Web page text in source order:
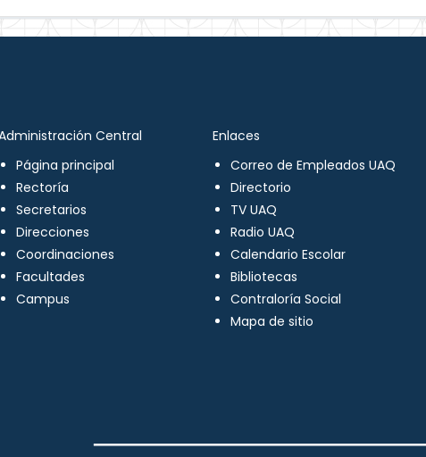
Central
Página principal
Rectoría
Secretarios
Direcciones
Coordinaciones
Facultades
Campus
Enlaces
Correo de Empleados UAQ
Directorio
TV UAQ
Radio UAQ
Calendario Escolar
Bibliotecas
Contraloría Social
Mapa de sitio